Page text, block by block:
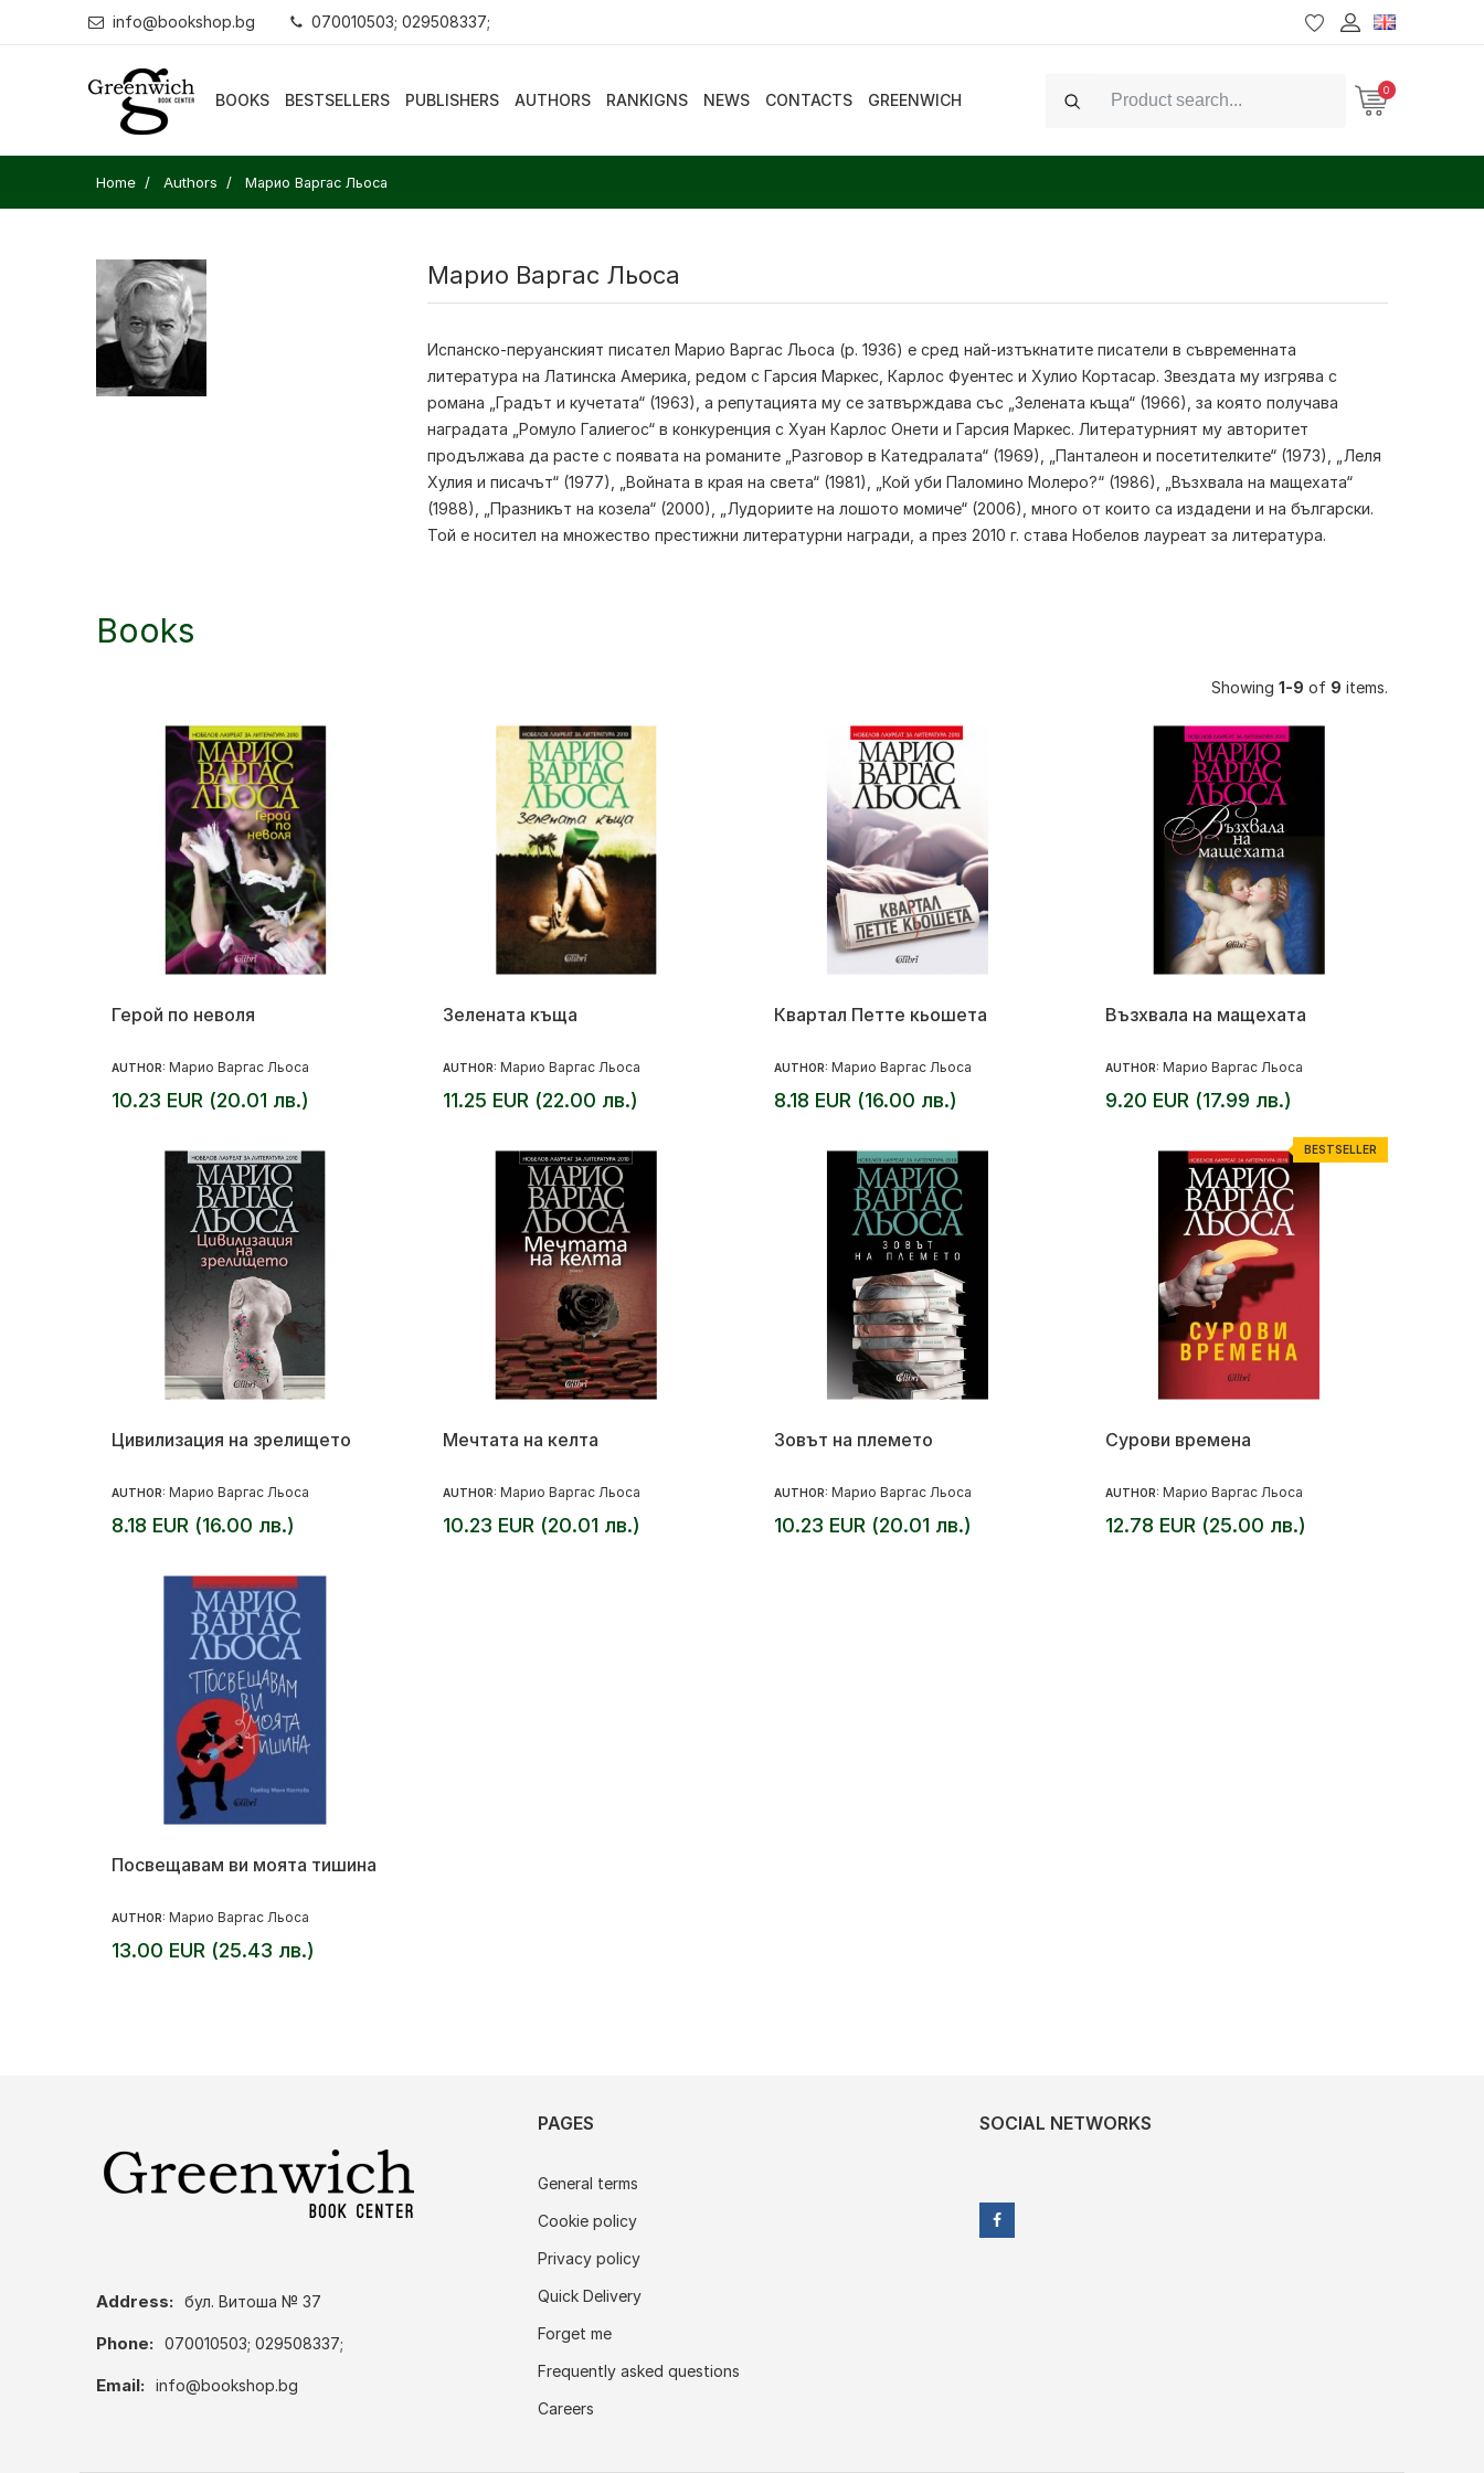
info@bookshop.bg 070010503; 029508337;
BOOKS BESTSELLERS PUBLISHERS AUTHORS RANKIGNS NEWS CONTACTS GREENWICH
Search
0
Home Authors Марио Варгас Льоса
Марио Варгас Льоса
Испанско-перуанският писател Марио Варгас Льоса (р. 1936) е сред най-изтъкнатите писатели в съвременната
литература на Латинска Америка, редом с Гарсия Маркес, Карлос Фуентес и Хулио Кортасар. Звездата му изгрява с
романа „Градът и кучетата“ (1963), а репутацията му се затвърждава със „Зелената къща“ (1966), за която получава
наградата „Ромуло Галиегос“ в конкуренция с Хуан Карлос Онети и Гарсия Маркес. Литературният му авторитет
продължава да расте с появата на романите „Разговор в Катедралата“ (1969), „Панталеон и посетителките“ (1973), „Леля
Хулия и писачът“ (1977), „Войната в края на света“ (1981), „Кой уби Паломино Молеро?“ (1986), „Възхвала на мащехата“
(1988), „Празникът на козела“ (2000), „Лудориите на лошото момиче“ (2006), много от които са издадени и на български.
Той е носител на множество престижни литературни награди, а през 2010 г. става Нобелов лауреат за литература.
Books
Showing 1-9 of 9 items.
Герой по неволя
AUTHOR: Марио Варгас Льоса
10.23 EUR (20.01 лв.)
Зелената къща
AUTHOR: Марио Варгас Льоса
11.25 EUR (22.00 лв.)
Квартал Петте кьошета
AUTHOR: Марио Варгас Льоса
8.18 EUR (16.00 лв.)
Възхвала на мащехата
AUTHOR: Марио Варгас Льоса
9.20 EUR (17.99 лв.)
Цивилизация на зрелището
AUTHOR: Марио Варгас Льоса
8.18 EUR (16.00 лв.)
Мечтата на келта
AUTHOR: Марио Варгас Льоса
10.23 EUR (20.01 лв.)
Зовът на племето
AUTHOR: Марио Варгас Льоса
10.23 EUR (20.01 лв.)
BESTSELLER
Сурови времена
AUTHOR: Марио Варгас Льоса
12.78 EUR (25.00 лв.)
Посвещавам ви моята тишина
AUTHOR: Марио Варгас Льоса
13.00 EUR (25.43 лв.)
Address: бул. Витоша № 37
Phone: 070010503; 029508337;
Email: info@bookshop.bg
PAGES
General terms
Cookie policy
Privacy policy
Quick Delivery
Forget me
Frequently asked questions
Careers
SOCIAL NETWORKS